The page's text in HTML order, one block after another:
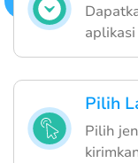
Pilih
Pilih